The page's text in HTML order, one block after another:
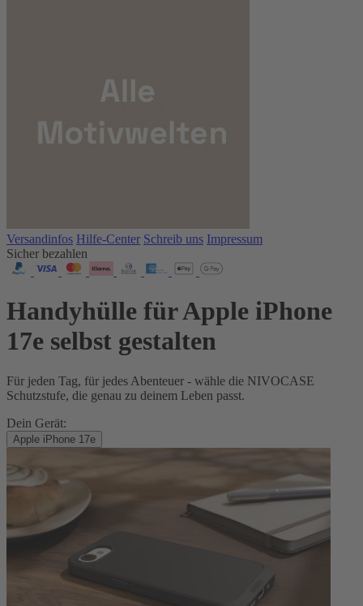
Versandinfos Hilfe-Center Schreib uns Impressum
Sicher bezahlen
Handyhülle für Apple iPhone
17e selbst gestalten
Für jeden Tag, für jedes Abenteuer - wähle die NIVOCASE
Schutzstufe, die genau zu deinem Leben passt.
Dein Gerät:
Apple iPhone 17e